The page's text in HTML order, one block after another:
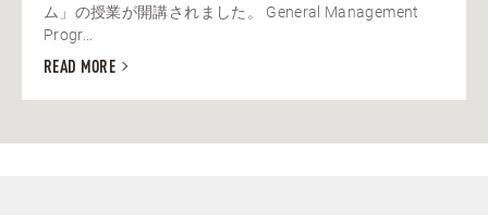
ム」の授業が開講されました。 General Management
Progr...
READ MORE